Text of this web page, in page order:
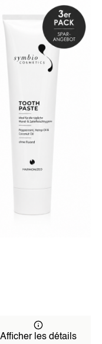
LES MÉDECINS &
MOBILES
EN
Afficher les détails